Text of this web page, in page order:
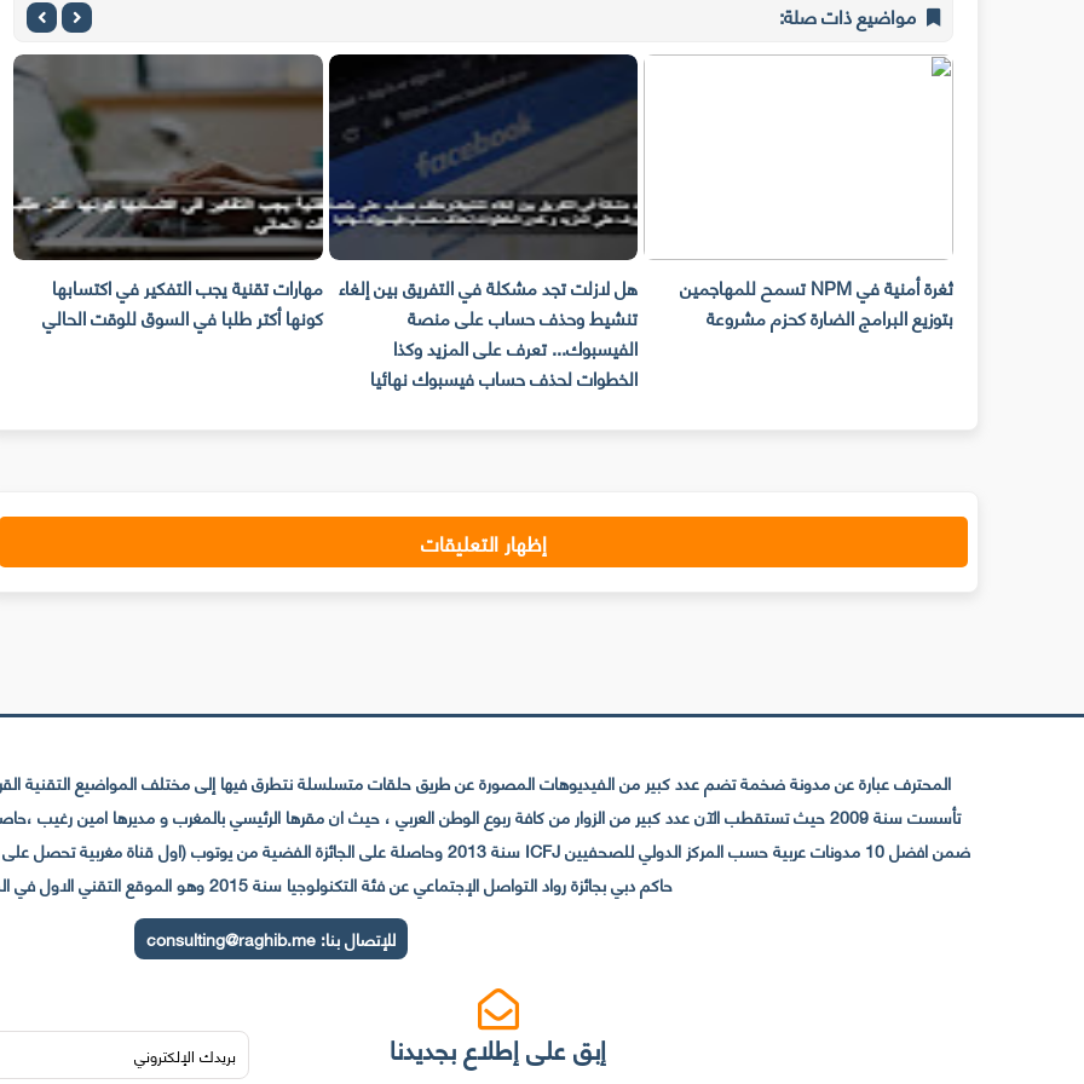
مواضيع ذات صلة:
ثغرة أمنية في NPM تسمح للمهاجمين
بتوزيع البرامج الضارة كحزم مشروعة
هل لازلت تجد مشكلة في التفريق بين إلغاء
تنشيط وحذف حساب على منصة
الفيسبوك... تعرف على المزيد وكذا
الخطوات لحذف حساب فيسبوك نهائيا
مهارات تقنية يجب التفكير في اكتسابها
كونها أكتر طلبا في السوق للوقت الحالي
إظهار التعليقات
المحترف عبارة عن مدونة ضخمة تضم عدد كبير من الفيديوهات المصورة عن طريق حلقات متسلسلة نتطرق فيها إلى مختلف المواضيع التقنية
حاكم دبي بجائزة رواد التواصل الإجتماعي عن فئة التكنولوجيا سنة 2015 وهو الموقع التقني الاول في المغرب والعالم العربي
للإتصال بنا:consulting@raghib.me
إبق على إطلاع بجديدنا